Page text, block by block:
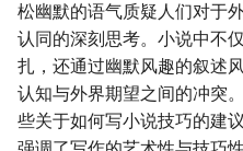
松幽默的语气质疑人们对于
认同的深刻思考。小说中不
扎，还通过幽默风趣的叙述
认知与外界期望之间的冲突
些关于如何写小说技巧的建